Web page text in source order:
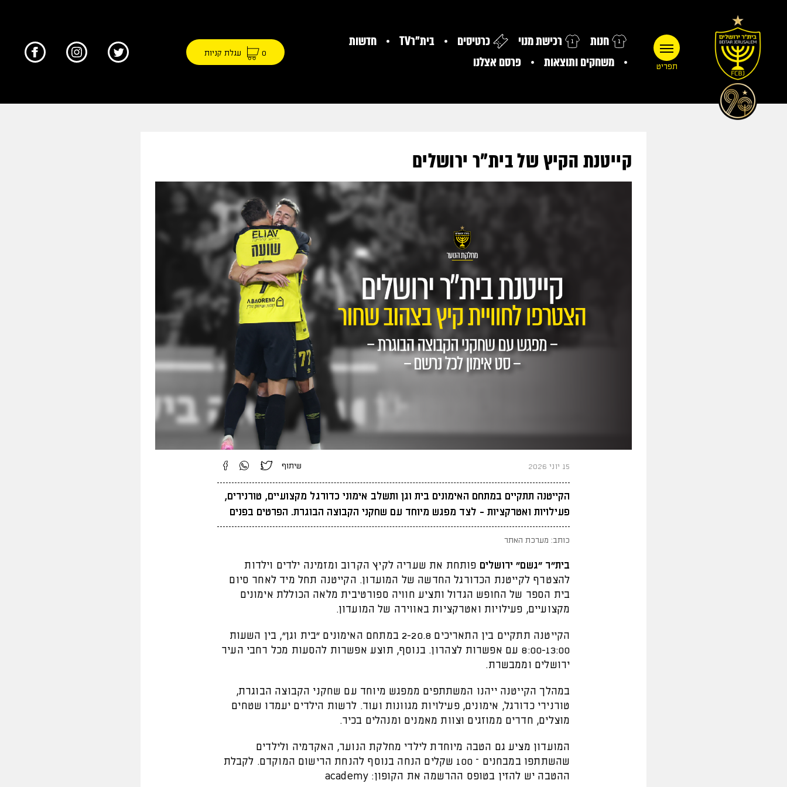
תפריט
חנות רכישת מנוי כרטיסים בית"רTV
חדשות
משחקים ותוצאות
פרסם אצלנו
0 עגלת קניות
קייטנת הקיץ של בית"ר ירושלים
15 יוני 2026 שיתוף
הקייטנה תתקיים במתחם האימונים בית וגן ותשלב אימוני כדורגל מקצועיים, טורנירים,
פעילויות ואטרקציות - לצד מפגש מיוחד עם שחקני הקבוצה הבוגרת. הפרטים בפנים
כותב: מערכת האתר
בית״ר "גשם" ירושלים פותחת את שעריה לקיץ הקרוב ומזמינה ילדים וילדות
להצטרף לקייטנת הכדורגל החדשה של המועדון. הקייטנה תחל מיד לאחר סיום
בית הספר של החופש הגדול ותציע חוויה ספורטיבית מלאה הכוללת אימונים
מקצועיים, פעילויות ואטרקציות באווירה של המועדון.
הקייטנה תתקיים בין התאריכים 2-20.8 במתחם האימונים "בית וגן", בין השעות
8:00-13:00 עם אפשרות לצהרון. בנוסף, תוצע אפשרות להסעות מכל רחבי העיר
ירושלים וממבשרת.
במהלך הקייטנה ייהנו המשתתפים ממפגש מיוחד עם שחקני הקבוצה הבוגרת,
טורנירי כדורגל, אימונים, פעילויות מגוונות ועוד. לרשות הילדים יעמדו שטחים
מוצלים, חדרים ממוזגים וצוות מאמנים ומנהלים בכיר.
המועדון מציע גם הטבה מיוחדת לילדי מחלקת הנוער, האקדמיה ולילדים
שהשתתפו במבחנים – 100 שקלים הנחה בנוסף להנחת הרישום המוקדם. לקבלת
ההטבה יש להזין בטופס ההרשמה את הקופון: academy